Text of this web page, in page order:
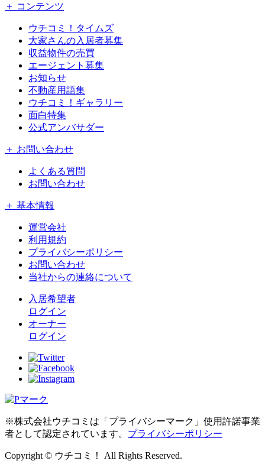
＋ コンテンツ
ウチコミ！タイムズ
大家さんの入居者募集
収益物件の売買
エージェント募集
お知らせ
不動産用語集
ウチコミ！ギャラリー
面白特集
公式アンバサダー
＋ お問い合わせ
よくある質問
お問い合わせ
＋ 基本情報
運営会社
利用規約
プライバシーポリシー
お問い合わせ
当社からの連絡について
入居希望者
ログイン
オーナー
ログイン
※株式会社ウチコミは「プライバシーマーク」使用許諾事業
者として認定されています。 プライバシーポリシー
Copyright © ウチコミ！ All Rights Reserved.